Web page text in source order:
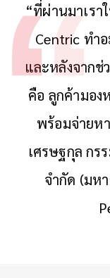
“ที่ผ่านมาเรา
Centric ทำ
และหลังจากช่
คือ ลูกค้ามอง
พร้อมจ่ายห
เศรษฐกุล กร
จำกัด (มห